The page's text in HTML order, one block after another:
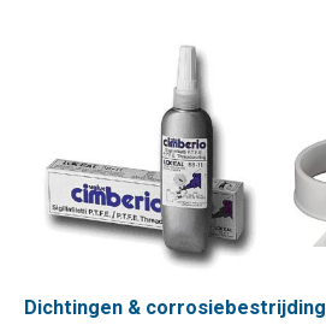
Dichtingen & corrosiebestrijding